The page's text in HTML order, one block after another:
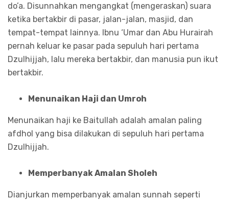
do’a. Disunnahkan mengangkat (mengeraskan) suara
ketika bertakbir di pasar, jalan-jalan, masjid, dan
tempat-tempat lainnya. Ibnu ‘Umar dan Abu Hurairah
pernah keluar ke pasar pada sepuluh hari pertama
Dzulhijjah, lalu mereka bertakbir, dan manusia pun ikut
bertakbir.
Menunaikan Haji dan Umroh
Menunaikan haji ke Baitullah adalah amalan paling
afdhol yang bisa dilakukan di sepuluh hari pertama
Dzulhijjah.
Memperbanyak Amalan Sholeh
Dianjurkan memperbanyak amalan sunnah seperti